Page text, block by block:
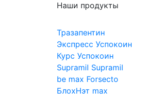
Наши продукты
Тразапентин
Экспресс Успокоин
Курс Успокоин
Supramil Supramil
be max Forsecto
БлохНэт max